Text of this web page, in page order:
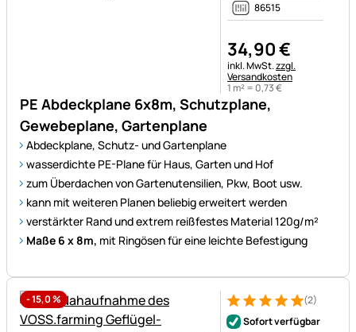
PE Abdeckplane 6x8m, Schutzplane,
Gewebeplane, Gartenplane
Abdeckplane, Schutz- und Gartenplane
wasserdichte PE-Plane für Haus, Garten und Hof
zum Überdachen von Gartenutensilien, Pkw, Boot usw.
kann mit weiteren Planen beliebig erweitert werden
verstärkter Rand und extrem reißfestes Material 120g/m²
Maße 6 x 8m, mit Ringösen für eine leichte Befestigung
86515
34,90€
Steuerhinweis:
inkl. MwSt.zzgl.
Versandkosten
1 m² = 0,73€
-15,0% Bewertung: 5 von 5 (2
2 Bewertungen
(2)
Sofort verfügbar